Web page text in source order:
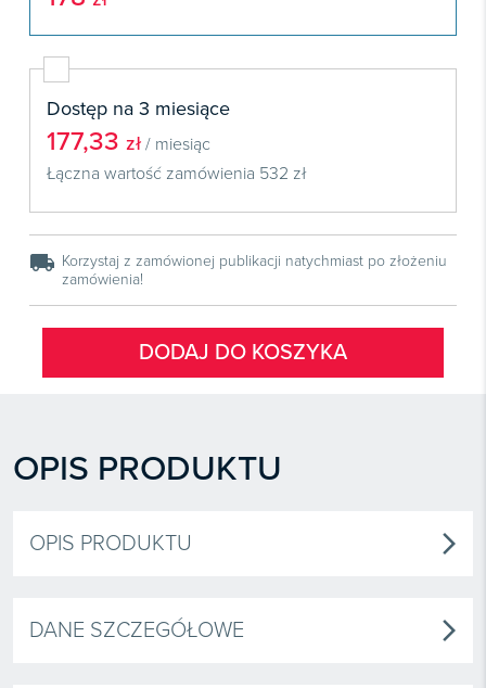
E-booki
Webinaria
Webinaria
E-booki
Webinaria

Oprogramowanie 
Zarządzanie i HRM
Czasopisma
E-wydania
Książki
E-booki
Prawo gospodarcze 
Książki
Webinaria

Czasopisma
E-wydania
Książki
E-booki
Webinaria
Dostęp na 3 miesiące
177,33 zł / miesiąc
Łączna wartość zamówienia 532 zł
local_shipping Korzystaj z zamówionej publikacji natychmiast po złożeniu
zamówienia!
DODAJ DO KOSZYKA
OPIS PRODUKTU
OPIS PRODUKTU arrow_forward_ios
DANE SZCZEGÓŁOWE arrow_forward_ios